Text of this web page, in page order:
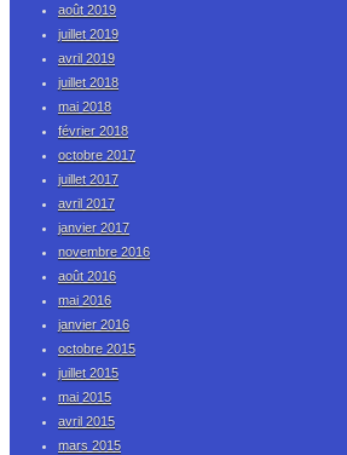
août 2019
juillet 2019
avril 2019
juillet 2018
mai 2018
février 2018
octobre 2017
juillet 2017
avril 2017
janvier 2017
novembre 2016
août 2016
mai 2016
janvier 2016
octobre 2015
juillet 2015
mai 2015
avril 2015
mars 2015